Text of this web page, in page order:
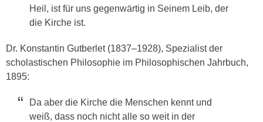
Heil, ist für uns gegenwärtig in Seinem Leib, der
die Kirche ist.
Dr. Konstantin Gutberlet (1837–1928), Spezialist der
scholastischen Philosophie im Philosophischen Jahrbuch,
1895:
Da aber die Kirche die Menschen kennt und
weiß, dass noch nicht alle so weit in der